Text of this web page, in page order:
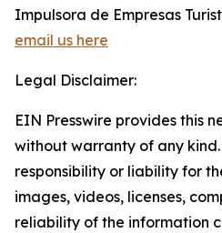
Impulsora de Empresas
email us here
Legal Disclaimer:
EIN Presswire provides this
without warranty of any
responsibility or liability for
images, videos, licenses,
reliability of the information